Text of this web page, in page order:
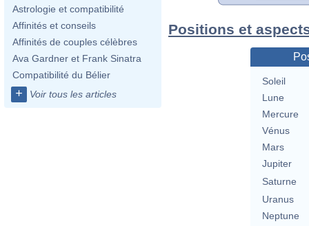
Astrologie et compatibilité
Affinités et conseils
Affinités de couples célèbres
Ava Gardner et Frank Sinatra
Compatibilité du Bélier
+ Voir tous les articles
Positions et
Soleil
Lune
Mercure
Vénus
Mars
Jupiter
Saturne
Uranus
Neptune